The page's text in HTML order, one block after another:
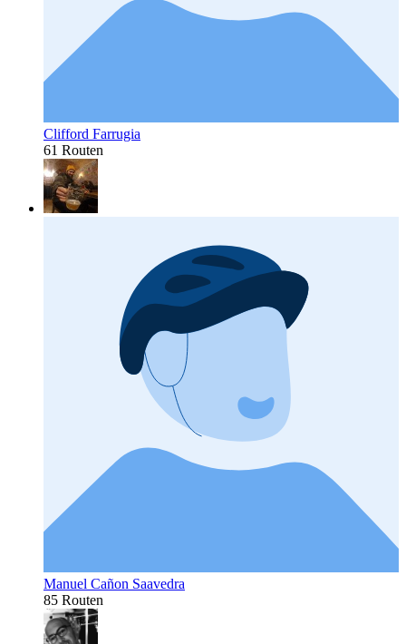
Clifford Farrugia
61 Routen
Manuel Cañon Saavedra
85 Routen